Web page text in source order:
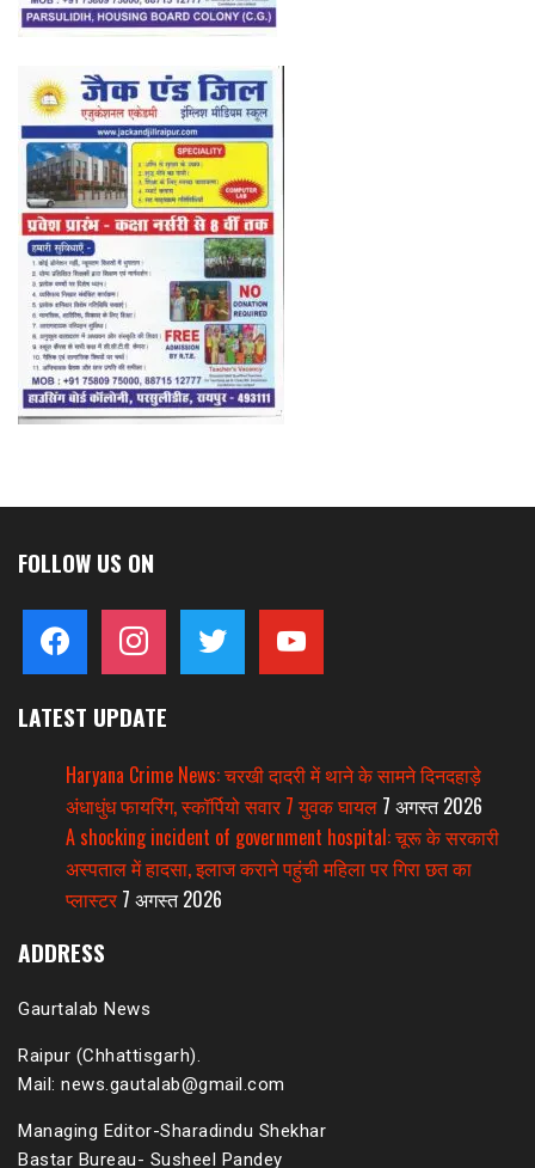
FOLLOW US ON
facebook instagram twitter youtube
LATEST UPDATE
Haryana Crime News: चरखी दादरी में थाने के सामने दिनदहाड़े
अंधाधुंध फायरिंग, स्कॉर्पियो सवार 7 युवक घायल 7 अगस्त 2026
A shocking incident of government hospital: चूरू के सरकारी
अस्पताल में हादसा, इलाज कराने पहुंची महिला पर गिरा छत का
प्लास्टर 7 अगस्त 2026
ADDRESS
Gaurtalab News
Raipur (Chhattisgarh).
Mail: news.gautalab@gmail.com
Managing Editor-Sharadindu Shekhar
Bastar Bureau- Susheel Pandey